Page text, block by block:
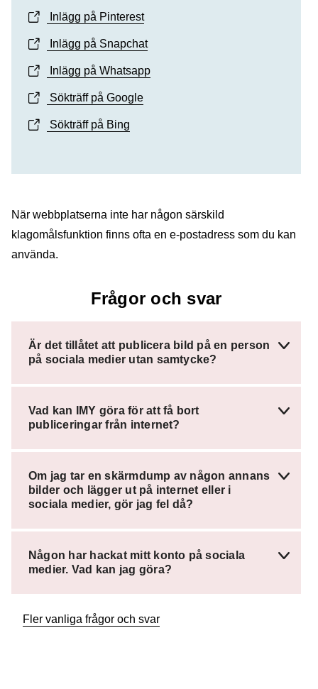
Inlägg på Pinterest
Inlägg på Snapchat
Inlägg på Whatsapp
Sökträff på Google
Sökträff på Bing
När webbplatserna inte har någon särskild
klagomålsfunktion finns ofta en e-postadress som du kan
använda.
Frågor och svar
Är det tillåtet att publicera bild på en person
på sociala medier utan samtycke?
Vad kan IMY göra för att få bort
publiceringar från internet?
Om jag tar en skärmdump av någon annans
bilder och lägger ut på internet eller i
sociala medier, gör jag fel då?
Någon har hackat mitt konto på sociala
medier. Vad kan jag göra?
Fler vanliga frågor och svar